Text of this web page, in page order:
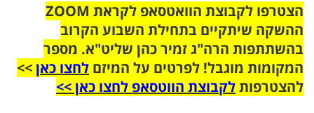
הצטרפו לקבוצת הוואטסאפ לקראת ZOOM
ההשקה שיתקיים בתחילת השבוע הקרוב
בהשתתפות הרה"ג זמיר כהן שליט"א. מספר
המקומות מוגבל! לפרטים על המיזם לחצו כאן>>
להצטרפותלקבוצת הווטסאפ לחצו כאן >>